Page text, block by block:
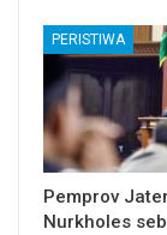
PERISTIWA
Pemprov
Nurkholes